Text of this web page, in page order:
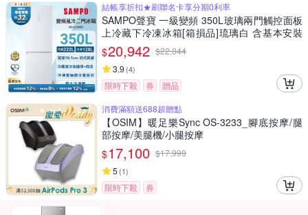
結帳享折扣★刷聯名卡享分期0利率
SAMPO聲寶 一級變頻 350L玻璃兩門觸控面板
上冷藏下冷凍冰箱[箱損品]琉璃白 含基本安裝
+舊機回收
$20,942 $22,044
3.9 (4)
限時下殺 券
贈品
消費滿額送688超贈點
【OSIM】暖足樂Sync OS-3233_腳底按摩/腿
部按摩/美腿機/小腿按摩
$17,100 $17,999
5 (1)
限時下殺 券